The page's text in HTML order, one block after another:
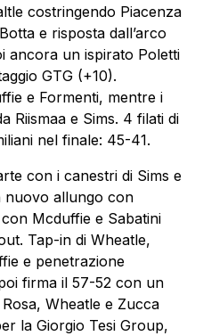
costringendo Piacenza
e risposta dall’arco
ancora un ispirato Poletti
GTG (+10).
e Formenti, mentre i
Riismaa e Sims. 4 filati di
nel finale: 45-41.
con i canestri di Sims e
nuovo allungo con
Mcduffie e Sabatini
Tap-in di Wheatle,
e penetrazione
firma il 57-52 con un
Wheatle e Zucca
la Giorgio Tesi Group,